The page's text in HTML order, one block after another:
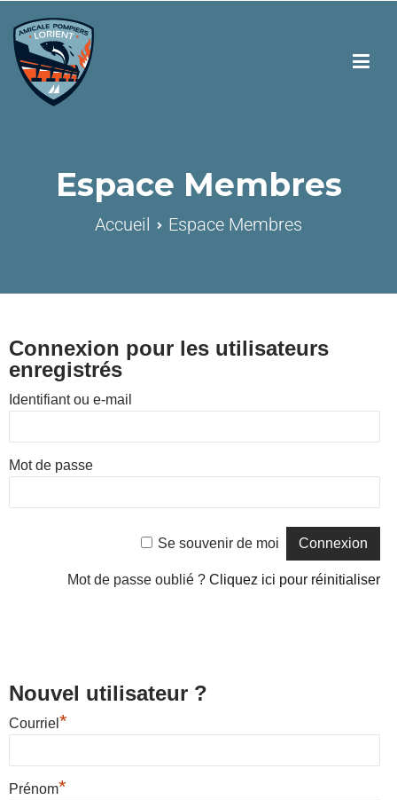
Espace Membres
Accueil Espace Membres
Connexion pour les utilisateurs
enregistrés
Identifiant ou e-mail
Mot de passe
Se souvenir de moi
Mot de passe oublié ?Cliquez ici pour réinitialiser
Nouvel utilisateur ?
Courriel *
Prénom*